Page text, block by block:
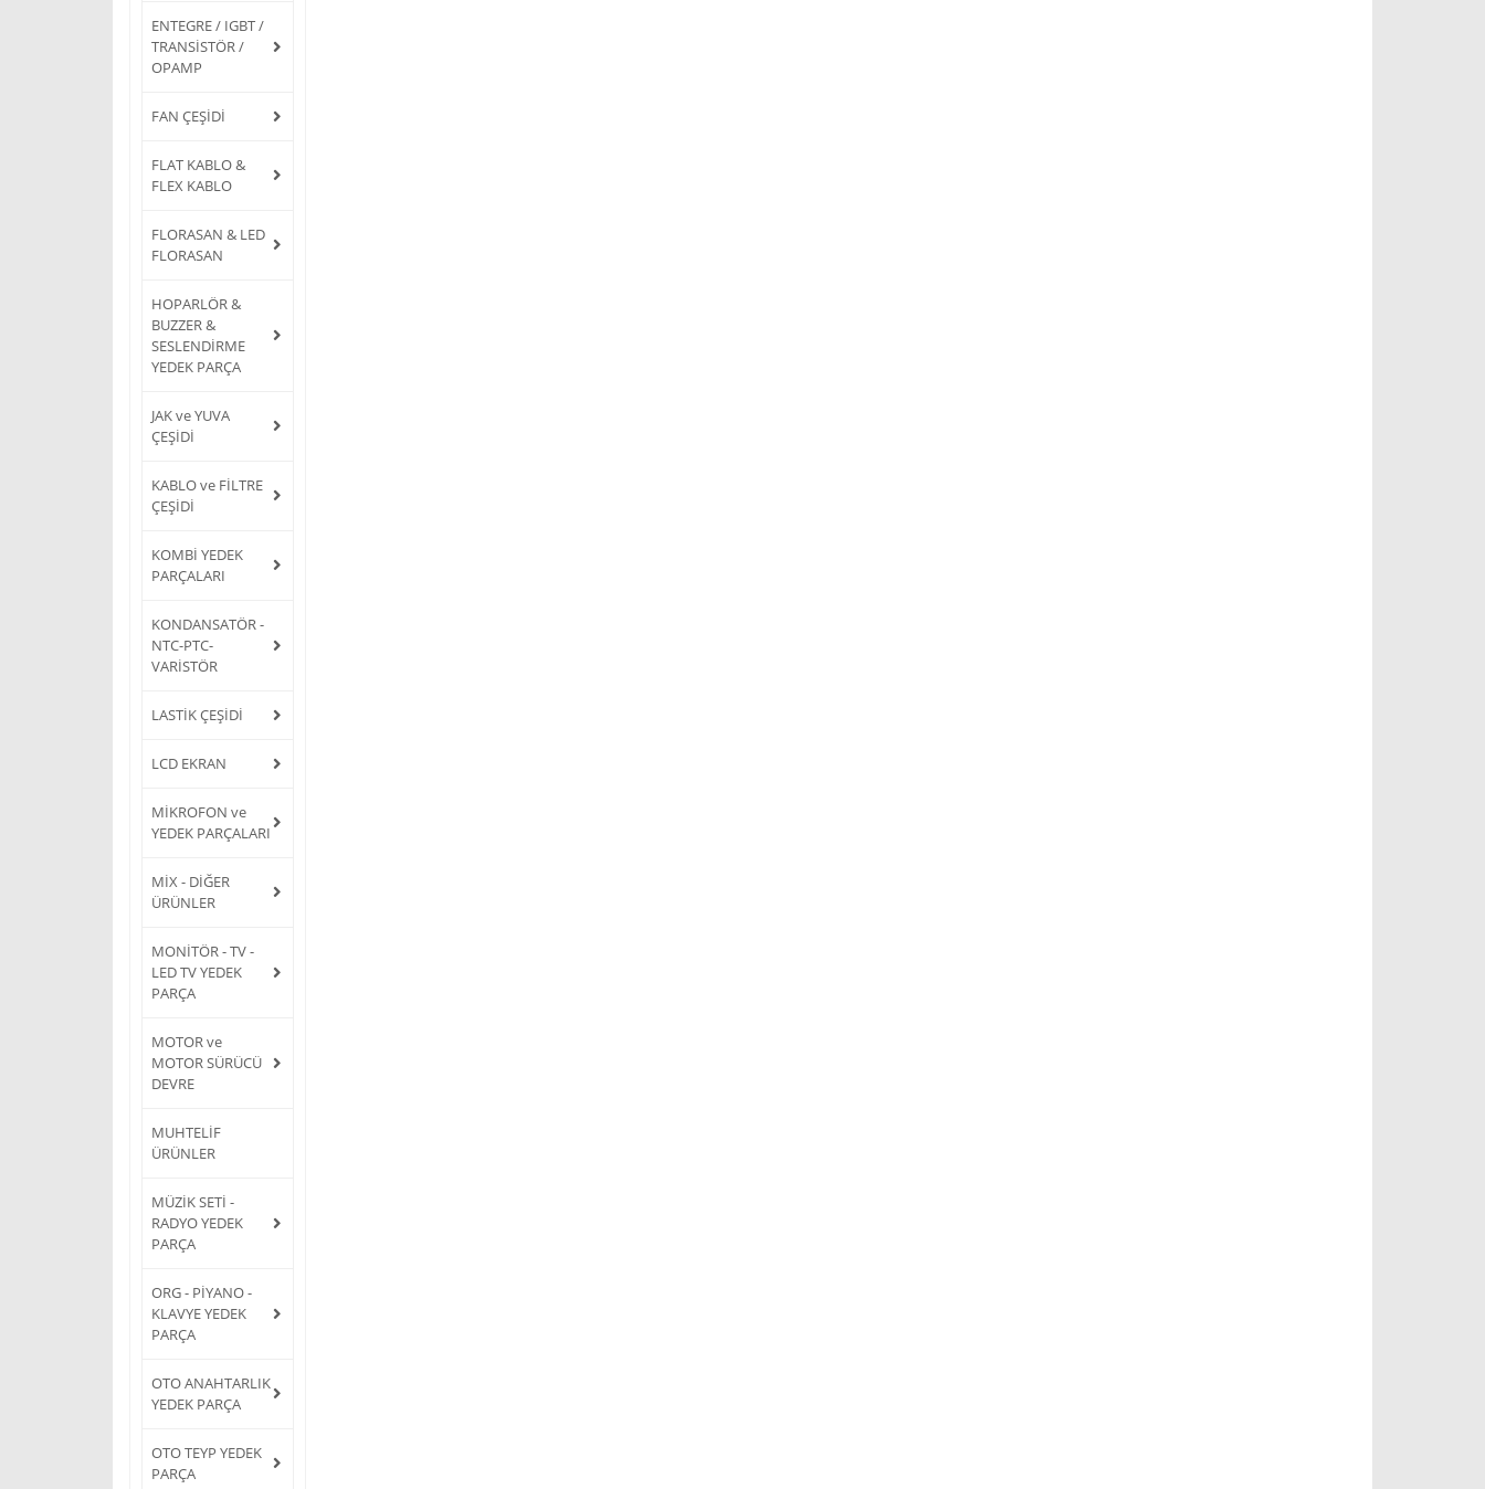
ENTEGRE / IGBT /
TRANSİSTÖR /
OPAMP
FAN ÇEŞİDİ
FLAT KABLO &
FLEX KABLO
FLORASAN & LED
FLORASAN
HOPARLÖR &
BUZZER &
SESLENDİRME
YEDEK PARÇA
JAK ve YUVA
ÇEŞİDİ
KABLO ve FİLTRE
ÇEŞİDİ
KOMBİ YEDEK
PARÇALARI
KONDANSATÖR -
NTC-PTC-
VARİSTÖR
LASTİK ÇEŞİDİ
LCD EKRAN
MİKROFON ve
YEDEK PARÇALARI
MİX - DİĞER
ÜRÜNLER
MONİTÖR - TV -
LED TV YEDEK
PARÇA
MOTOR ve
MOTOR SÜRÜCÜ
DEVRE
MUHTELİF
ÜRÜNLER
MÜZİK SETİ -
RADYO YEDEK
PARÇA
ORG - PİYANO -
KLAVYE YEDEK
PARÇA
OTO ANAHTARLIK
YEDEK PARÇA
OTO TEYP YEDEK
PARÇA